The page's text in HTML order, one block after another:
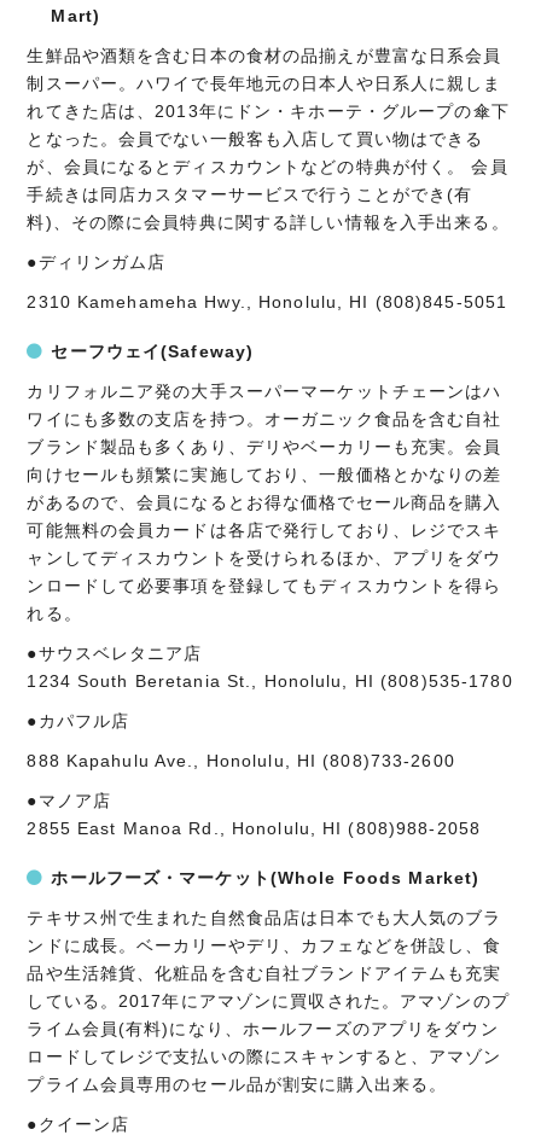
Mart)
生鮮品や酒類を含む日本の食材の品揃えが豊富な日系会員
制スーパー。ハワイで長年地元の日本人や日系人に親しま
れてきた店は、2013年にドン・キホーテ・グループの傘下
となった。会員でない一般客も入店して買い物はできる
が、会員になるとディスカウントなどの特典が付く。 会員
手続きは同店カスタマーサービスで行うことができ(有
料)、その際に会員特典に関する詳しい情報を入手出来る。
●ディリンガム店
2310 Kamehameha Hwy., Honolulu, HI (808)845-5051
セーフウェイ(Safeway)
カリフォルニア発の大手スーパーマーケットチェーンはハ
ワイにも多数の支店を持つ。オーガニック食品を含む自社
ブランド製品も多くあり、デリやベーカリーも充実。会員
向けセールも頻繁に実施しており、一般価格とかなりの差
があるので、会員になるとお得な価格でセール商品を購入
可能無料の会員カードは各店で発行しており、レジでスキ
ャンしてディスカウントを受けられるほか、アプリをダウ
ンロードして必要事項を登録してもディスカウントを得ら
れる。
●サウスベレタニア店
1234 South Beretania St., Honolulu, HI (808)535-1780
●カパフル店
888 Kapahulu Ave., Honolulu, HI (808)733-2600
●マノア店
2855 East Manoa Rd., Honolulu, HI (808)988-2058
ホールフーズ・マーケット(Whole Foods Market)
テキサス州で生まれた自然食品店は日本でも大人気のブラ
ンドに成長。ベーカリーやデリ、カフェなどを併設し、食
品や生活雑貨、化粧品を含む自社ブランドアイテムも充実
している。2017年にアマゾンに買収された。アマゾンのプ
ライム会員(有料)になり、ホールフーズのアプリをダウン
ロードしてレジで支払いの際にスキャンすると、アマゾン
プライム会員専用のセール品が割安に購入出来る。
●クイーン店